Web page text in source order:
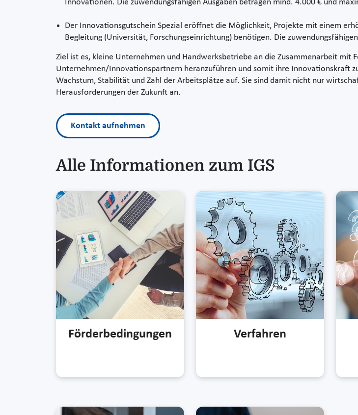
Innovationen. Die zuwendungsfähigen Ausgaben betragen mind. 4.000 € und
Der Innovationsgutschein Spezial eröffnet die Möglichkeit, Projekte mit einem
Begleitung (Universität, Forschungseinrichtung) benötigen. Die
Ziel ist es, kleine Unternehmen und Handwerksbetriebe an die Zusammenarbeit mit
Unternehmen/Innovationspartnern heranzuführen und somit ihre Innovationskraft
Wachstum, Stabilität und Zahl der Arbeitsplätze auf. Sie sind damit nicht nur
Herausforderungen der Zukunft an.
Kontakt aufnehmen
Alle Informationen zum IGS
Förder­bedingungen Verfahren